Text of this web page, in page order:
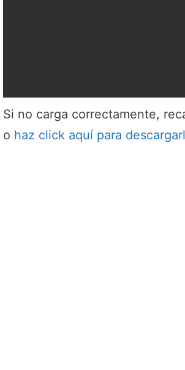
Si no carga correctamente,
o haz click aquí para